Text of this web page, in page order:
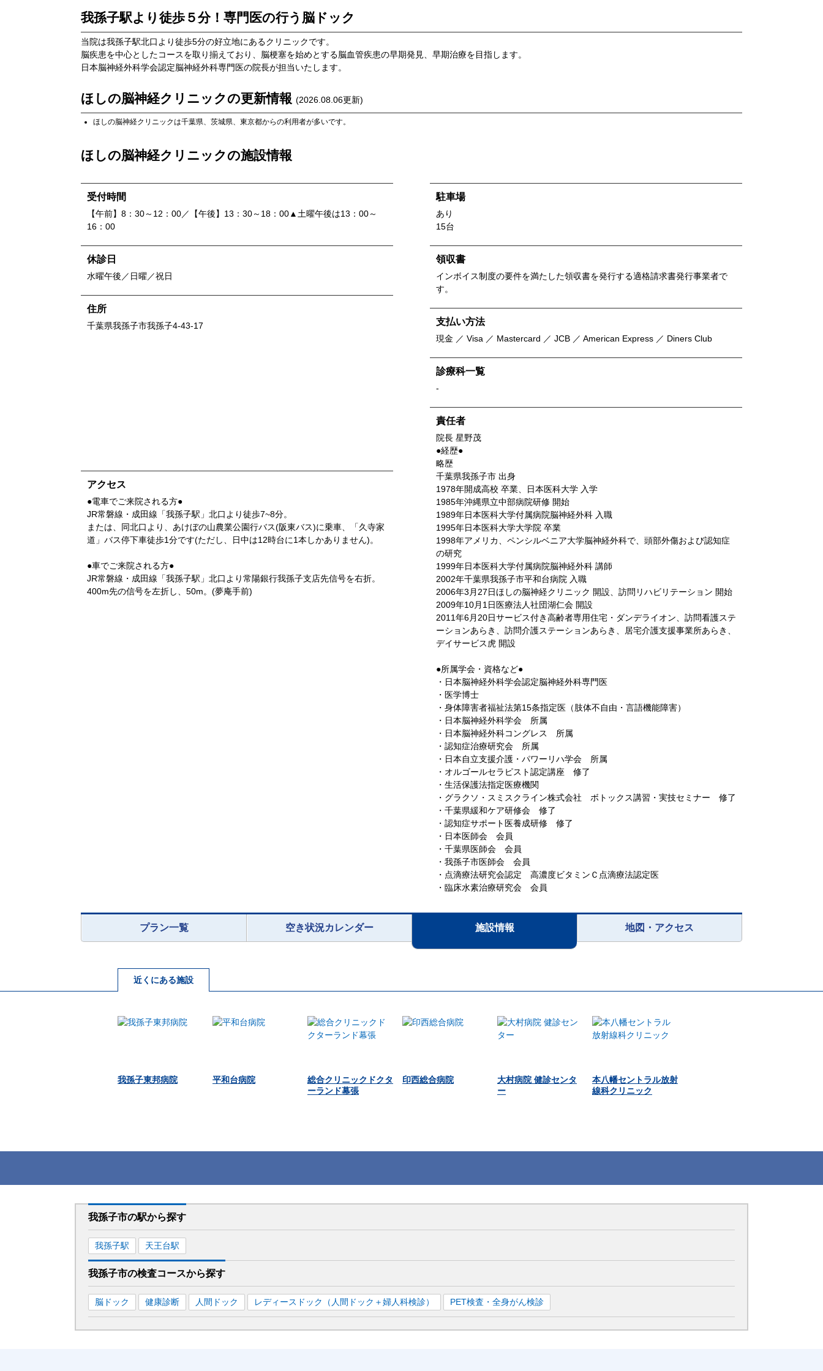
我孫子駅より徒歩５分！専門医の行う脳ドック
当院は我孫子駅北口より徒歩5分の好立地にあるクリニックです。
脳疾患を中心としたコースを取り揃えており、脳梗塞を始めとする脳血管疾患の早期発見、早期治療を目指します。
日本脳神経外科学会認定脳神経外科専門医の院長が担当いたします。
ほしの脳神経クリニックの更新情報 (2026.08.06更新)
ほしの脳神経クリニックは千葉県、 茨城県、 東京都からの利用者が多いです。
ほしの脳神経クリニックの施設情報
受付時間
【午前】8：30～12：00／【午後】13：30～18：00▲土曜午後は13：00～
16：00
休診日
水曜午後／日曜／祝日
住所
千葉県我孫子市我孫子4-43-17
アクセス
●電車でご来院される方●
JR常磐線・成田線「我孫子駅」北口より徒歩7~8分。
または、同北口より、あけぼの山農業公園行バス(阪東バス)に乗車、「久寺家
道」バス停下車徒歩1分です(ただし、日中は12時台に1本しかありません)。
●車でご来院される方●
JR常磐線・成田線「我孫子駅」北口より常陽銀行我孫子支店先信号を右折。
400m先の信号を左折し、50m。(夢庵手前)
駐車場
あり
15台
領収書
インボイス制度の要件を満たした領収書を発行する適格請求書発行事業者で
す。
支払い方法
現金 ／ Visa ／ Mastercard ／ JCB ／ American Express ／ Diners Club
診療科一覧
-
責任者
院長 星野茂
●経歴●
略歴
千葉県我孫子市 出身
1978年開成高校 卒業、日本医科大学 入学
1985年沖縄県立中部病院研修 開始
1989年日本医科大学付属病院脳神経外科 入職
1995年日本医科大学大学院 卒業
1998年アメリカ、ペンシルベニア大学脳神経外科で、頭部外傷および認知症
の研究
1999年日本医科大学付属病院脳神経外科 講師
2002年千葉県我孫子市平和台病院 入職
2006年3月27日ほしの脳神経クリニック 開設、訪問リハビリテーション 開始
2009年10月1日医療法人社団湖仁会 開設
2011年6月20日サービス付き高齢者専用住宅・ダンデライオン、訪問看護ステ
ーションあらき、訪問介護ステーションあらき、居宅介護支援事業所あらき、
デイサービス虎 開設
●所属学会・資格など●
・日本脳神経外科学会認定脳神経外科専門医
・医学博士
・身体障害者福祉法第15条指定医（肢体不自由・言語機能障害）
・日本脳神経外科学会 所属
・日本脳神経外科コングレス 所属
・認知症治療研究会 所属
・日本自立支援介護・パワーリハ学会 所属
・オルゴールセラピスト認定講座 修了
・生活保護法指定医療機関
・グラクソ・スミスクライン株式会社 ボトックス講習・実技セミナー 修了
・千葉県緩和ケア研修会 修了
・認知症サポート医養成研修 修了
・日本医師会 会員
・千葉県医師会 会員
・我孫子市医師会 会員
・点滴療法研究会認定 高濃度ビタミンＣ点滴療法認定医
・臨床水素治療研究会 会員
プラン一覧 空き状況カレンダー 施設情報 地図・アクセス
近くにある施設
我孫子東邦病院 平和台病院
総合クリニックドクタ
ーランド幕張
印西総合病院
大村病院 健診センタ
ー
本八幡セントラル放射
線科クリニック
我孫子市の駅から探す
我孫子駅 天王台駅
我孫子市の検査コースから探す
脳ドック 健康診断 人間ドック レディースドック（人間ドック＋婦人科検診） PET検査・全身がん検診